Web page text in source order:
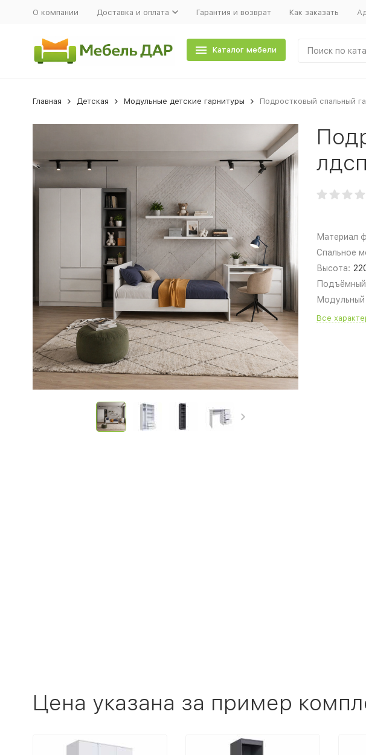
О компании Доставка и оплата Гарантия и возврат Как заказать
Каталог мебели
Главная Детская Модульные детские гарнитуры Подростковый спальный
Материал
Спальное
Высота:
Модульный
Все
Цена указана за пример